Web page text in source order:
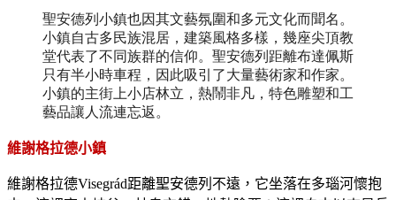
聖安德列小鎮也因其文藝氛圍和多元文化而聞名。
小鎮自古多民族混居，建築風格多樣，幾座尖頂教
堂代表了不同族群的信仰。聖安德列距離布達佩斯
只有半小時車程，因此吸引了大量藝術家和作家。
小鎮的主街上小店林立，熱鬧非凡，特色雕塑和工
藝品讓人流連忘返。
維謝格拉德小鎮
維謝格拉德Visegrád距離聖安德列不遠，它坐落在多瑙河懷抱